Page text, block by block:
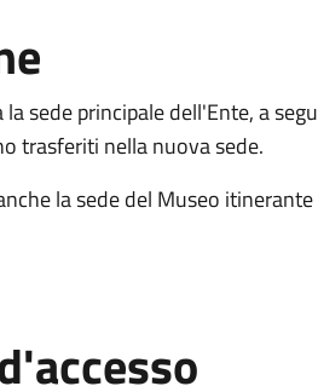
sede principale dell'Ente, a
trasferiti nella nuova sede.
la sede del Museo